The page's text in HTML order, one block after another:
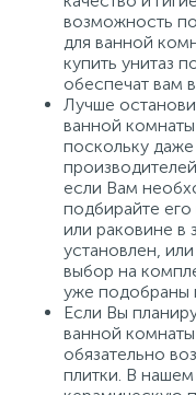
возможность
для ванной
купить унитаз
обеспечат вам
Лучше
ванной
поскольку
если Вам
подбирайте
или раковине в
установлен,
выбор на
уже подобраны
Если Вы
ванной
обязательно
плитки. В